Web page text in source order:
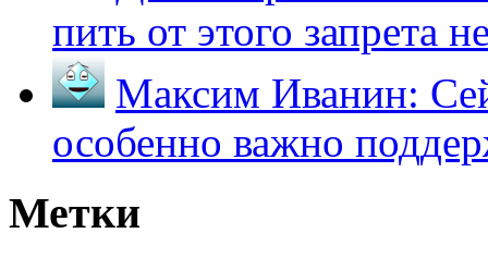
пить от этого запрета
Максим Иванин:
особенно важно
Метки